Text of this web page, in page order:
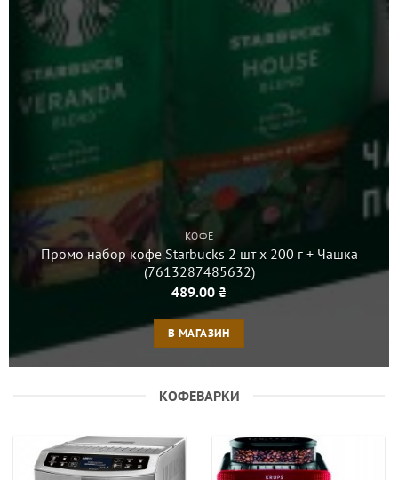
КОФЕ
Промо набор кофе Starbucks 2 шт х 200 г + Чашка
(7613287485632)
489.00 ₴
В МАГАЗИН
КОФЕВАРКИ